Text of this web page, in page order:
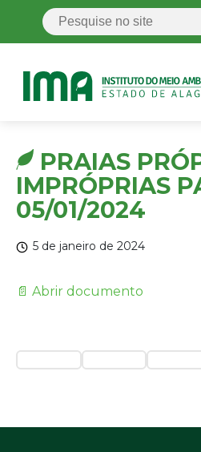
PRAIAS
IMPRÓPRIAS
05/01/2024
5 de janeiro de 2024
📄 Abrir documento